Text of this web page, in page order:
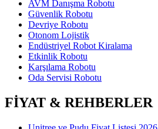
AVM Danışma Robotu
Güvenlik Robotu
Devriye Robotu
Otonom Lojistik
Endüstriyel Robot Kiralama
Etkinlik Robotu
Karşılama Robotu
Oda Servisi Robotu
FİYAT & REHBERLER